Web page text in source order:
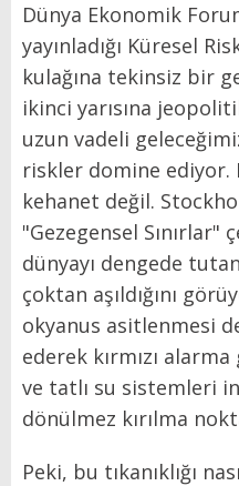
Dünya Ekonomik
yayınladığı Küresel
kulağına tekinsiz bir
ikinci yarısına
uzun vadeli
riskler domine ediyor.
kehanet değil.
"Gezegensel Sınırlar"
dünyayı dengede
çoktan aşıldığını
okyanus asitlenmesi
ederek kırmızı
ve tatlı su sistemleri
dönülmez kırılma
Peki, bu tıkanıklığı